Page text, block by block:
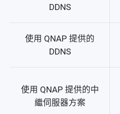
DDNS
使用 QNAP 提供的
DDNS
使用 QNAP 提供的中
繼伺服器方案